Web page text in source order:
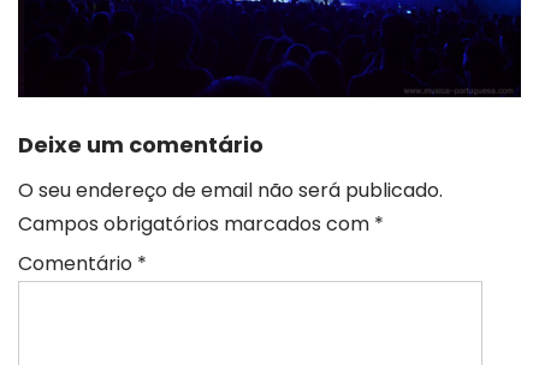
Deixe um comentário
O seu endereço de email não será publicado.
Campos obrigatórios marcados com *
Comentário *